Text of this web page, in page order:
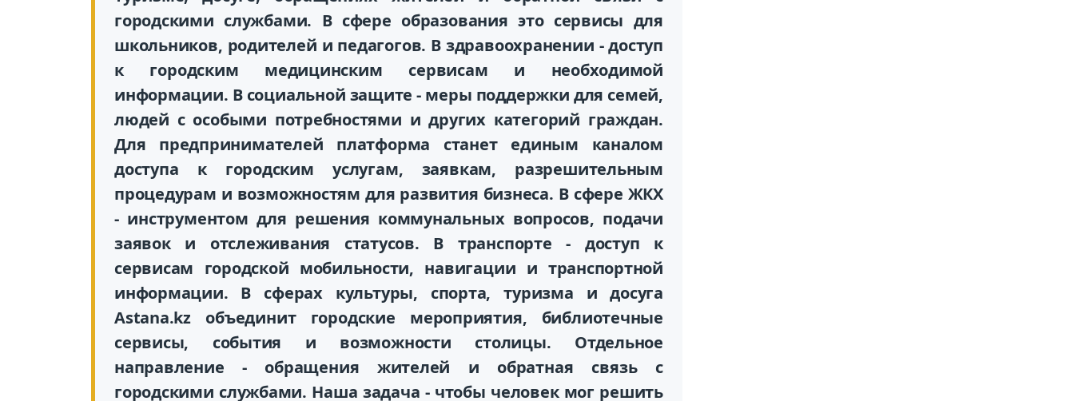
городскими службами. В сфере образования это сервисы для
школьников, родителей и педагогов. В здравоохранении - доступ
к городским медицинским сервисам и необходимой
информации. В социальной защите - меры поддержки для семей,
людей с особыми потребностями и других категорий граждан.
Для предпринимателей платформа станет единым каналом
доступа к городским услугам, заявкам, разрешительным
процедурам и возможностям для развития бизнеса. В сфере ЖКХ
- инструментом для решения коммунальных вопросов, подачи
заявок и отслеживания статусов. В транспорте - доступ к
сервисам городской мобильности, навигации и транспортной
информации. В сферах культуры, спорта, туризма и досуга
Astana.kz объединит городские мероприятия, библиотечные
сервисы, события и возможности столицы. Отдельное
направление - обращения жителей и обратная связь с
городскими службами. Наша задача - чтобы человек мог решить